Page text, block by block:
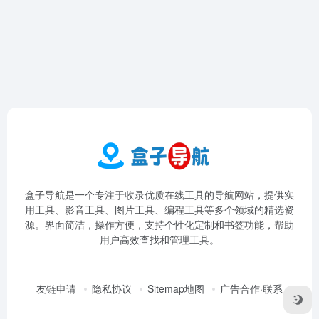
盒子导航是一个专注于收录优质在线工具的导航网站，提供实
用工具、影音工具、图片工具、编程工具等多个领域的精选资
源。界面简洁，操作方便，支持个性化定制和书签功能，帮助
用户高效查找和管理工具。
友链申请 隐私协议 Sitemap地图 广告合作·联系